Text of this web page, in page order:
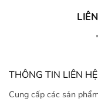
THÔNG TIN LIÊN HỆ
Cung cấp các sản